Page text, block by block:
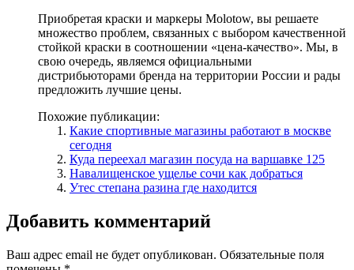
Приобретая краски и маркеры Molotow, вы решаете
множество проблем, связанных с выбором качественной
стойкой краски в соотношении «цена-качество». Мы, в
свою очередь, являемся официальными
дистрибьюторами бренда на территории России и рады
предложить лучшие цены.
Похожие публикации:
Какие спортивные магазины работают в москве
сегодня
Куда переехал магазин посуда на варшавке 125
Навалищенское ущелье сочи как добраться
Утес степана разина где находится
Добавить комментарий
Ваш адрес email не будет опубликован. Обязательные поля